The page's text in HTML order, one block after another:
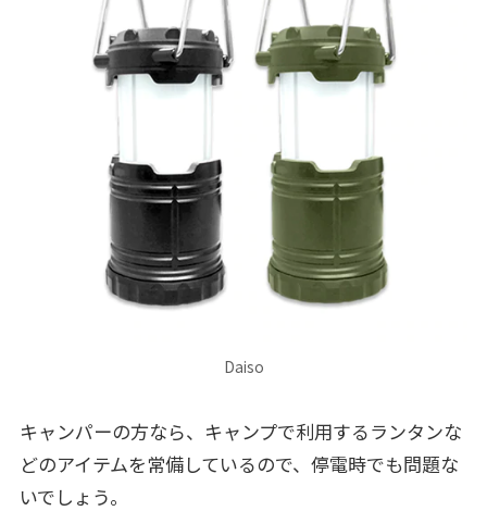
Daiso
キャンパーの方なら、キャンプで利用するランタンな
どのアイテムを常備しているので、停電時でも問題な
いでしょう。